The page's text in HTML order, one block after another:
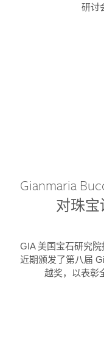
研讨
Gianmaria
对珠
GIA 美国宝石研究
近期颁发了第八届
越奖，以表彰